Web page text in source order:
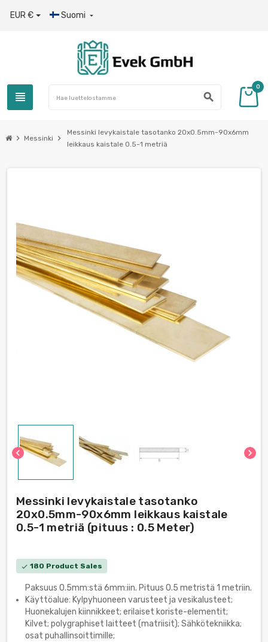
EUR € Suomi 
view_headline search
0
chevron_right Messinki chevron_right
Messinki levykaistale tasotanko 20x0.5mm-90x6mm
leikkaus kaistale 0.5-1 metriä
chevron_left chevron_right
Messinki levykaistale tasotanko
20x0.5mm-90x6mm leikkaus kaistale
0.5-1 metriä (pituus : 0.5 Meter)
check 180 Product Sales
Paksuus 0.5mm:stä 6mm:iin. Pituus 0.5 metristä 1 metriin.
Käyttöalue: Kylpyhuoneen varusteet ja vesikalusteet;
Huonekalujen kiinnikkeet; erilaiset koriste-elementit;
Kilvet; polygraphiset laitteet (matriisit); Sähkötekniikka;
osat puhallinsoittimille;